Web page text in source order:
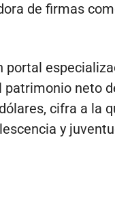
de firmas
portal
neto
cifra a la
y